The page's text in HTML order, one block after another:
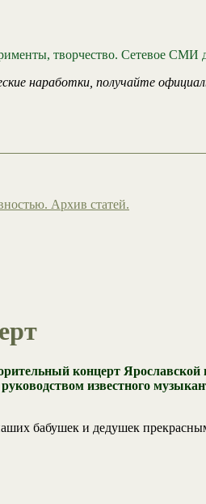
творчество. Сетевое СМИ
наработки, получайте
Архив статей.
концерт
известного
бабушек и дедушек